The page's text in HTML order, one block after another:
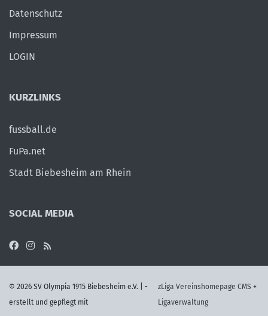
Datenschutz
Impressum
LOGIN
KURZLINKS
fussball.de
FuPa.net
Stadt Biebesheim am Rhein
SOCIAL MEDIA
© 2026 SV Olympia 1915 Biebesheim e.V. | -
erstellt und gepflegt mit
zLiga Vereinshomepage CMS +
Ligaverwaltung